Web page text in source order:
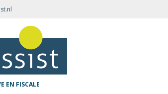
EN FISCALE